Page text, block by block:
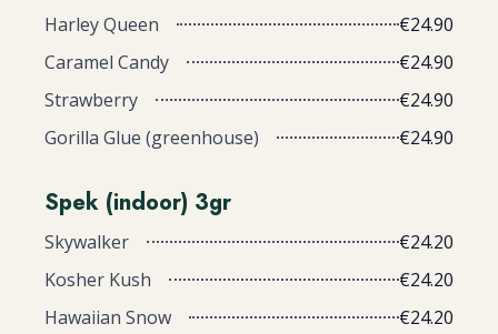
Harley Queen
€24.90
Caramel Candy
€24.90
Strawberry
€24.90
Gorilla Glue (greenhouse)
€24.90
Spek (indoor) 3gr
Skywalker
€24.20
Kosher Kush
€24.20
Hawaiian Snow
€24.20